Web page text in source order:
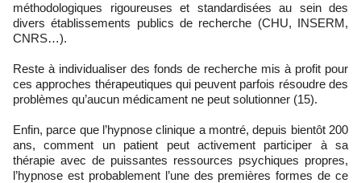
méthodologiques rigoureuses et standardisées au sein des
divers établissements publics de recherche (CHU, INSERM,
CNRS…).
Reste à individualiser des fonds de recherche mis à profit pour
ces approches thérapeutiques qui peuvent parfois résoudre des
problèmes qu’aucun médicament ne peut solutionner (15).
Enfin, parce que l’hypnose clinique a montré, depuis bientôt 200
ans, comment un patient peut activement participer à sa
thérapie avec de puissantes ressources psychiques propres,
l’hypnose est probablement l’une des premières formes de ce